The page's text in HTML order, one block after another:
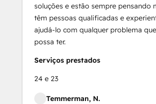
soluções e estão sempre pensando
têm pessoas qualificadas e
ajudá-lo com qualquer problema
possa ter.
Serviços prestados
24 e 23
Temmerman, N.